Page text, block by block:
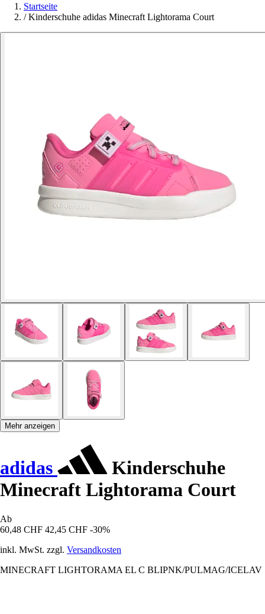
Startseite
/ Kinderschuhe adidas Minecraft Lightorama Court
Mehr anzeigen
adidas
Kinderschuhe
Minecraft Lightorama Court
Ab
60,48 CHF 42,45 CHF -30%
inkl. MwSt. zzgl. Versandkosten
MINECRAFT LIGHTORAMA EL C BLIPNK/PULMAG/ICELAV